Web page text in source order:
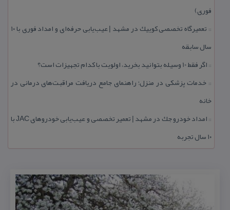
فوری)
::
تعمیرگاه تخصصی كوییك در مشهد | عیب‌یابی حرفه‌ای و امداد فوری با ۱۰
سال سابقه
:: اگر فقط 10 وسیله بتوانید بخرید، اولویت با كدام تجهیزات است؟
:: خدمات پزشكی در منزل؛ راهنمای جامع دریافت مراقبت‌های درمانی در
خانه
::
امداد خودرو جك در مشهد | تعمیر تخصصی و عیب‌یابی خودروهای JAC با
۱۰ سال تجربه